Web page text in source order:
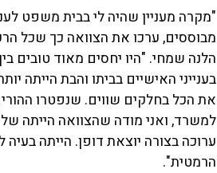
"מקרה מעניין שהיה לי בבית משפט
מבוססים, ערכו את הצוואה כך שכל
הלנה שמחי. "היו יחסים מאוד טובים
בענייני האישיים בביתו והבת הייתה
למשרד, ואני מודה שהצוואה הייתה
ערוכה בצורה יוצאת דופן. הייתה
הרמטית".